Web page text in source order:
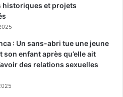
historiques et projets
: Un sans-abri tue une jeune
son enfant après qu’elle ait
des relations sexuelles